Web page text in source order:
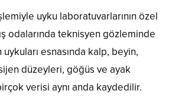
uyku laboratuvarlarının özel
odalarında teknisyen gözleminde
uykuları esnasında kalp, beyin,
düzeyleri, göğüs ve ayak
verisi aynı anda kaydedilir.